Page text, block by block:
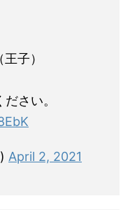
子）
さい。
April 2, 2021